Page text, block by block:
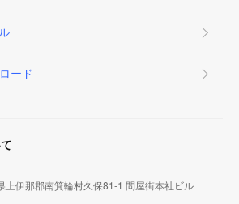
ード
上伊那郡南箕輪村久保81-1 問屋街本社ビル